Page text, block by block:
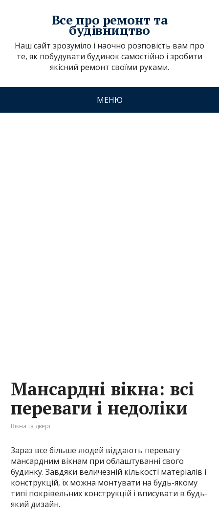
Все про ремонт та
будівництво
Наш сайт зрозуміло і наочно розповість вам про
те, як побудувати будинок самостійно і зробити
якісний ремонт своїми руками.
МЕНЮ
Мансардні вікна: всі
переваги і недоліки
Вікна та двері
Зараз все більше людей віддають перевагу
мансардним вікнам при облаштуванні свого
будинку. Завдяки величезній кількості матеріалів і
конструкцій, їх можна монтувати на будь-якому
типі покрівельних конструкцій і вписувати в будь-
який дизайн.